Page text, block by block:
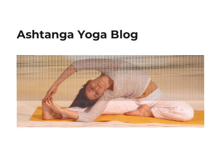
Ashtanga Yoga Blog